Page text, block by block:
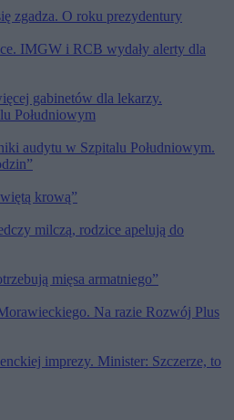
zgadza. O roku prezydentury
IMGW i RCB wydały alerty dla
gabinetów dla lekarzy.
Południowym
audytu w Szpitalu Południowym.
krową”
milczą, rodzice apelują do
mięsa armatniego”
Na razie Rozwój Plus
imprezy. Minister: Szczerze, to